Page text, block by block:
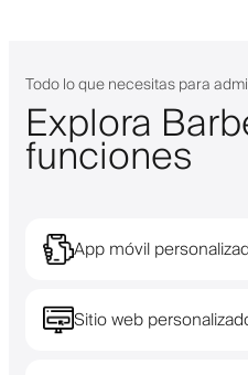
Todo lo que necesitas para
Explora
funciones
App móvil
Sitio web